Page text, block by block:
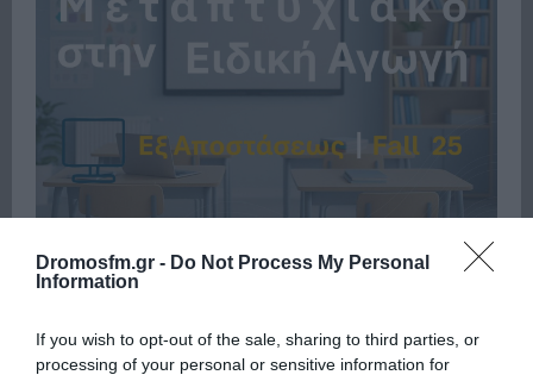
Dromosfm.gr - Do Not Process My Personal
Information
If you wish to opt-out of the sale, sharing to third parties, or
processing of your personal or sensitive information for
Πρόσφατα Δημοφιλή